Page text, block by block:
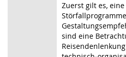
Zuerst gilt es,
sind eine